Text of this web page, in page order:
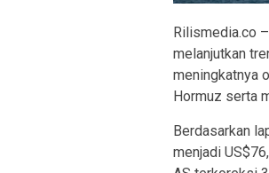
Rilismedia.co
melanjutkan
meningkatnya
Hormuz serta
Berdasarkan
menjadi